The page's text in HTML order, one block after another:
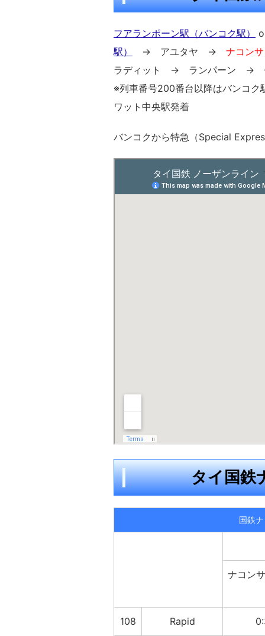
フアランポーン駅（バンコク駅）
駅）
→ アユタヤ → ナコン
ラディット → ランパーン →
※列車番号200番台以降はバンコク
ワット中央駅発着
バンコクから特急（Special
タイ国鉄
国鉄
ナコン
108 Rapid